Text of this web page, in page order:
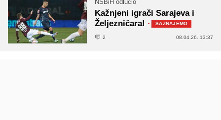
NSBiH odlučio
Kažnjeni igrači Sarajeva i
Željezničara! · SAZNAJEMO
2 08.04.26. 13:37